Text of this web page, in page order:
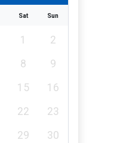
Sat Sun
1
2
8
9
15
16
22
23
29
30